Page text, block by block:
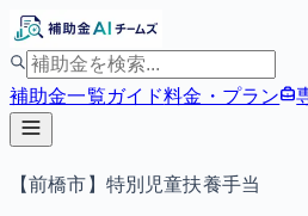
補助金一覧ガイド料金・プラン
【前橋市】特別児童扶養手当